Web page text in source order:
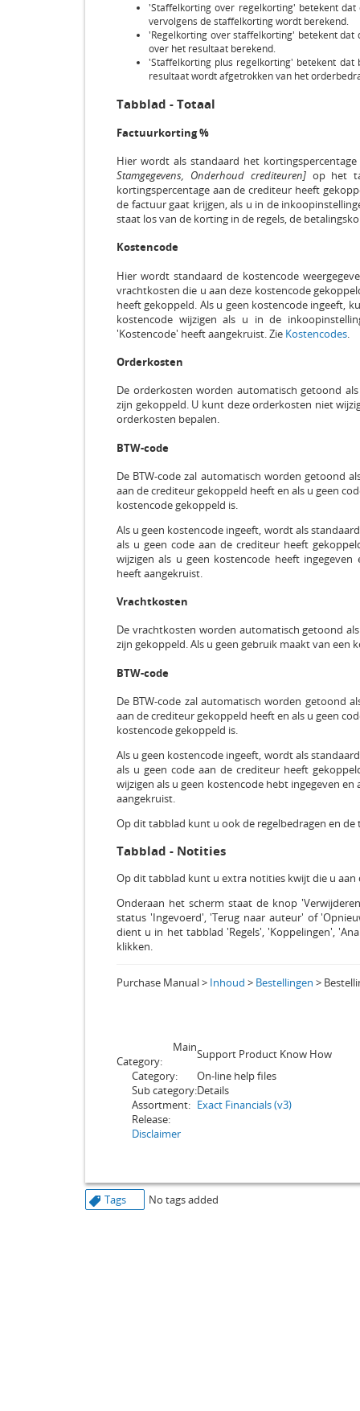
'Staffelkorting over regelkorting' betekent
vervolgens de staffelkorting wordt berekend.
'Regelkorting over staffelkorting' betekent
over het resultaat berekend.
'Staffelkorting plus regelkorting' betekent
resultaat wordt afgetrokken van het
Tabblad - Totaal
Factuurkorting %
Hier wordt als standaard het
Stamgegevens, Onderhoud crediteuren]op het
kortingspercentage aan de crediteur heeft
de factuur gaat krijgen, als u in de
staat los van de korting in de regels, de
Kostencode
Hier wordt standaard de kostencode
vrachtkosten die u aan deze kostencode
heeft gekoppeld. Als u geen kostencode ingeeft,
kostencode wijzigen als u in de
'Kostencode' heeft aangekruist. Zie Kostencodes.
Orderkosten
De orderkosten worden automatisch getoond
zijn gekoppeld. U kunt deze orderkosten niet
orderkosten bepalen.
BTW-code
De BTW-code zal automatisch worden getoond
aan de crediteur gekoppeld heeft en als u geen
kostencode gekoppeld is.
Als u geen kostencode ingeeft, wordt als
als u geen code aan de crediteur heeft
wijzigen als u geen kostencode heeft
heeft aangekruist.
Vrachtkosten
De vrachtkosten worden automatisch getoond
zijn gekoppeld. Als u geen gebruik maakt van
BTW-code
De BTW-code zal automatisch worden getoond
aan de crediteur gekoppeld heeft en als u geen
kostencode gekoppeld is.
Als u geen kostencode ingeeft, wordt als
als u geen code aan de crediteur heeft
wijzigen als u geen kostencode hebt ingegeven
aangekruist.
Op dit tabblad kunt u ook de regelbedragen en
Tabblad - Notities
Op dit tabblad kunt u extra notities kwijt die u aan
Onderaan het scherm staat de knop
status 'Ingevoerd', 'Terug naar auteur' of
dient u in het tabblad 'Regels', 'Koppelingen',
klikken.
Purchase Manual > Inhoud > Bestellingen >
Main
Category:
Support Product Know How
Category:
On-line help files
Sub category:Details
Assortment: Exact Financials (v3)
Release:
Disclaimer
Tags No tags added